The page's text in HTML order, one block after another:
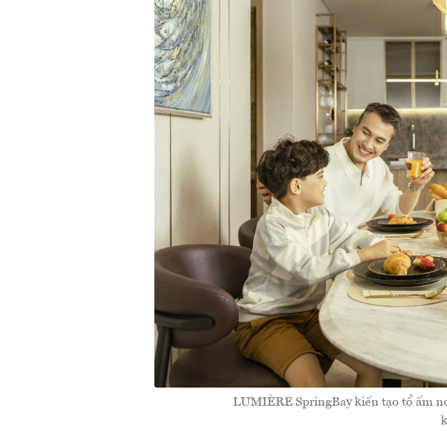
LUMIÈRE SpringBay kiến tạo tổ ấm